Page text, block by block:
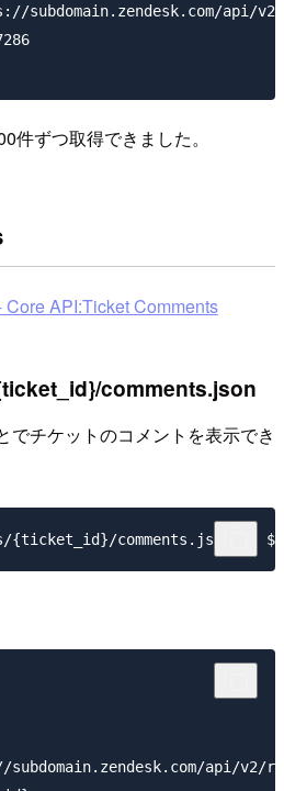
subdomain.zendesk.com/api/
件ずつ取得できました。
API:Ticket Comments
comments.json
でチケットのコメントを表示でき
subdomain.zendesk.com/api/v2/